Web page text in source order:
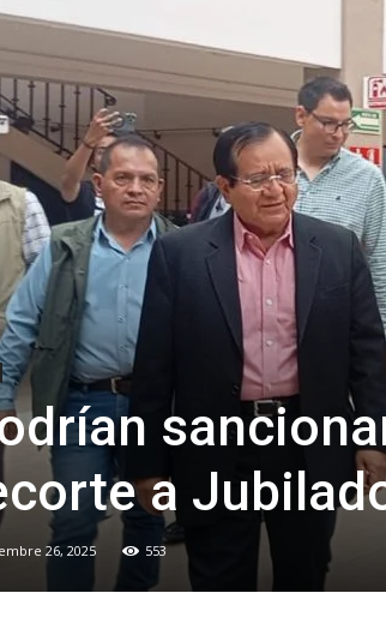
a
26, 2025 553